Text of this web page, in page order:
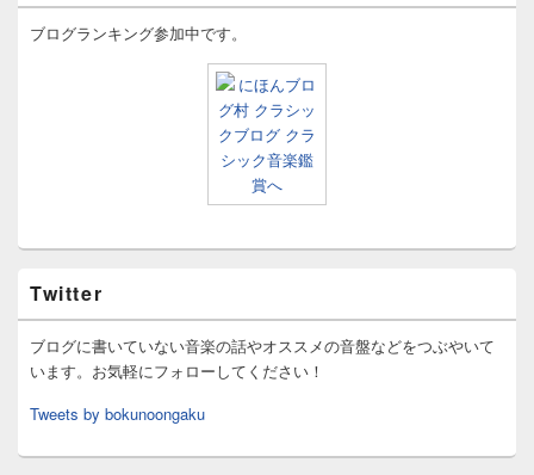
ブログランキング参加中です。
Twitter
ブログに書いていない音楽の話やオススメの音盤などをつぶやいて
います。お気軽にフォローしてください！
Tweets by bokunoongaku